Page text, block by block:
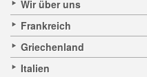
Wir über uns
Frankreich
Griechenland
Italien